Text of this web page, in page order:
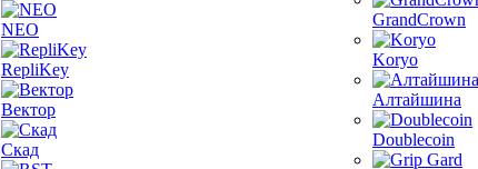
NEO
RepliKey
Вектор
Скад
GrandCrown
Koryo
Алтайшина
Doublecoin